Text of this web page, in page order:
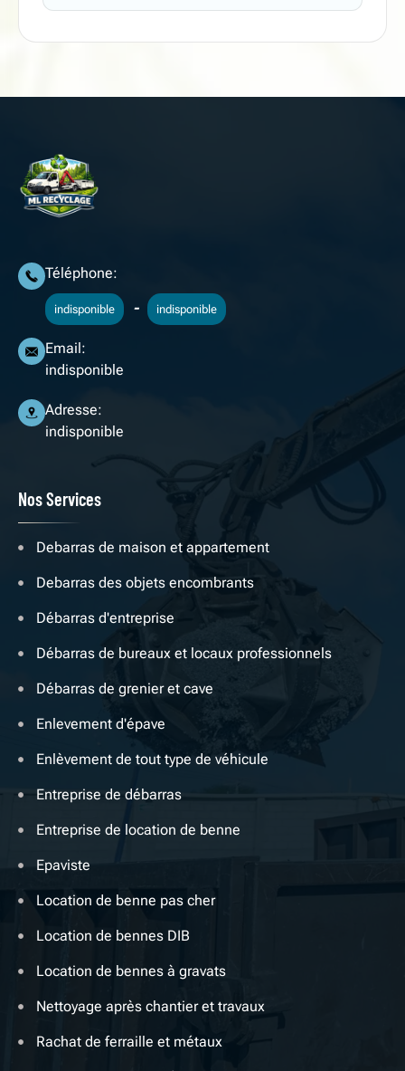
Téléphone:
indisponible - indisponible
Email:
indisponible
Adresse:
indisponible
Nos Services
Debarras de maison et appartement
Debarras des objets encombrants
Débarras d'entreprise
Débarras de bureaux et locaux professionnels
Débarras de grenier et cave
Enlevement d'épave
Enlèvement de tout type de véhicule
Entreprise de débarras
Entreprise de location de benne
Epaviste
Location de benne pas cher
Location de bennes DIB
Location de bennes à gravats
Nettoyage après chantier et travaux
Rachat de ferraille et métaux